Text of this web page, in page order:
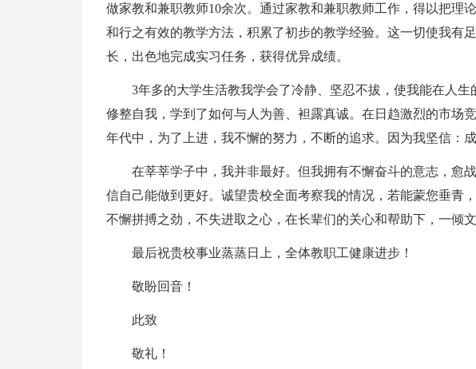
做家教和兼职教师10余次。通过家教和兼职教师工作，得以把理
和行之有效的教学方法，积累了初步的教学经验。这一切使我有
长，出色地完成实习任务，获得优异成绩。
3年多的大学生活教我学会了冷静、坚忍不拔，使我能在人
修整自我，学到了如何与人为善、袒露真诚。在日趋激烈的市场
年代中，为了上进，我不懈的努力，不断的追求。因为我坚信：
在莘莘学子中，我并非最好。但我拥有不懈奋斗的意志，愈
信自己能做到更好。诚望贵校全面考察我的情况，若能蒙您垂青
不懈拼搏之劲，不失进取之心，在长辈们的关心和帮助下，一倾
最后祝贵校事业蒸蒸日上，全体教职工健康进步！
敬盼回音！
此致
敬礼！